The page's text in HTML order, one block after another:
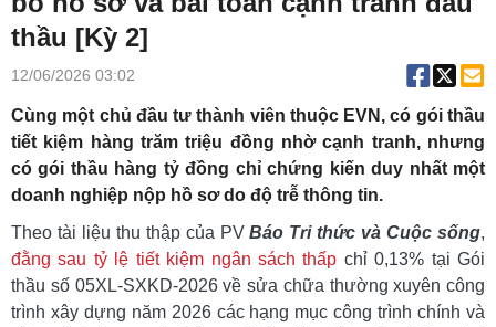
thầu [Kỳ 2]
12/06/2026 03:02
Cùng một chủ đầu tư thành viên thuộc EVN, có gói thầu
tiết kiệm hàng trăm triệu đồng nhờ cạnh tranh, nhưng
có gói thầu hàng tỷ đồng chỉ chứng kiến duy nhất một
doanh nghiệp nộp hồ sơ do độ trễ thông tin.
Theo tài liệu thu thập của PVBáo Tri thức và Cuộc sống,
đằng sau tỷ lệ tiết kiệm ngân sách thấp chỉ 0,13% tại Gói
thầu số 05XL-SXKD-2026 về sửa chữa thường xuyên công
trình xây dựng năm 2026 các hạng mục công trình chính và